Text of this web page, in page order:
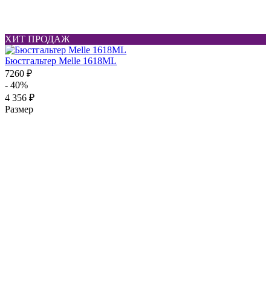
ХИТ ПРОДАЖ
Бюстгальтер Melle 1618ML
7260 ₽
- 40%
4 356 ₽
Размер